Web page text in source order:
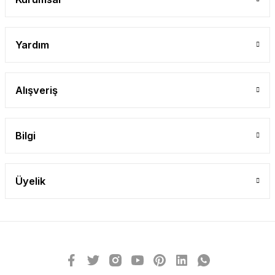
Yardım
Alışveriş
Bilgi
Üyelik